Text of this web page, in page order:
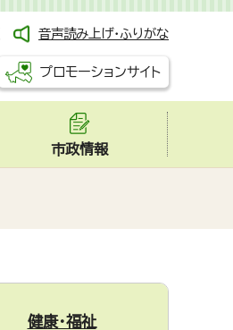
音声読み上げ・ふりがな
プロモーションサイト
市政情報
健康・福祉